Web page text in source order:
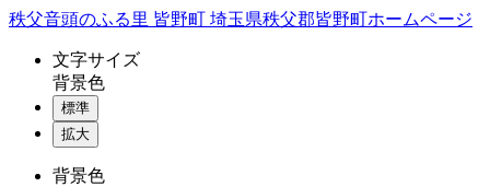
コ
秩父音頭のふる里 皆野町 埼玉県秩父郡皆野町ホームページ
文字サイズ
背景色
標準
拡大
背景色